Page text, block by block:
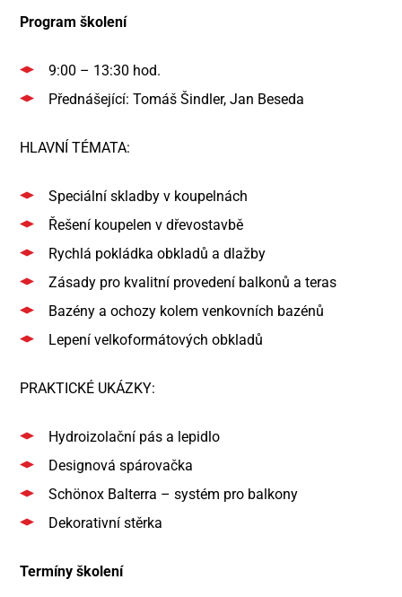
Program školení
9:00 – 13:30 hod.
Přednášející: Tomáš Šindler, Jan Beseda
HLAVNÍ TÉMATA:
Speciální skladby v koupelnách
Řešení koupelen v dřevostavbě
Rychlá pokládka obkladů a dlažby
Zásady pro kvalitní provedení balkonů a teras
Bazény a ochozy kolem venkovních bazénů
Lepení velkoformátových obkladů
PRAKTICKÉ UKÁZKY:
Hydroizolační pás a lepidlo
Designová spárovačka
Schönox Balterra – systém pro balkony
Dekorativní stěrka
Termíny školení